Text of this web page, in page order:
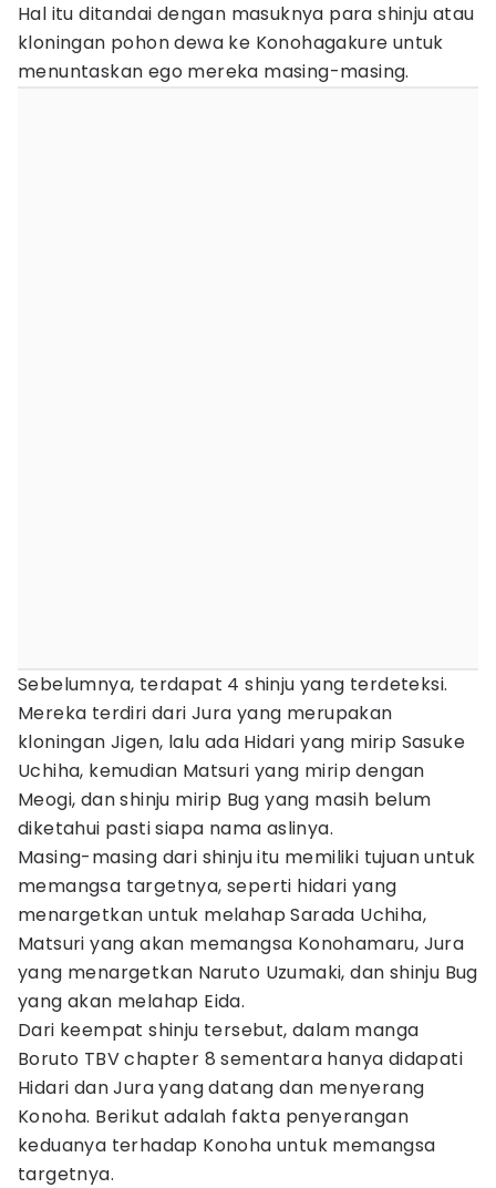
Hal itu ditandai dengan masuknya para shinju atau
kloningan pohon dewa ke Konohagakure untuk
menuntaskan ego mereka masing-masing.
Sebelumnya, terdapat 4 shinju yang terdeteksi.
Mereka terdiri dari Jura yang merupakan
kloningan Jigen, lalu ada Hidari yang mirip Sasuke
Uchiha, kemudian Matsuri yang mirip dengan
Meogi, dan shinju mirip Bug yang masih belum
diketahui pasti siapa nama aslinya.
Masing-masing dari shinju itu memiliki tujuan untuk
memangsa targetnya, seperti hidari yang
menargetkan untuk melahap Sarada Uchiha,
Matsuri yang akan memangsa Konohamaru, Jura
yang menargetkan Naruto Uzumaki, dan shinju Bug
yang akan melahap Eida.
Dari keempat shinju tersebut, dalam manga
Boruto TBV chapter 8 sementara hanya didapati
Hidari dan Jura yang datang dan menyerang
Konoha. Berikut adalah fakta penyerangan
keduanya terhadap Konoha untuk memangsa
targetnya.